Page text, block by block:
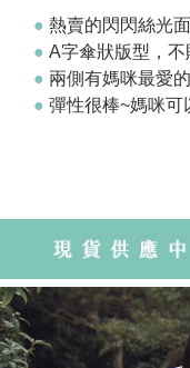
● 熱賣的閃閃絲光
● A字傘狀版型，不
● 兩側有媽咪最愛
● 彈性很棒~媽咪可